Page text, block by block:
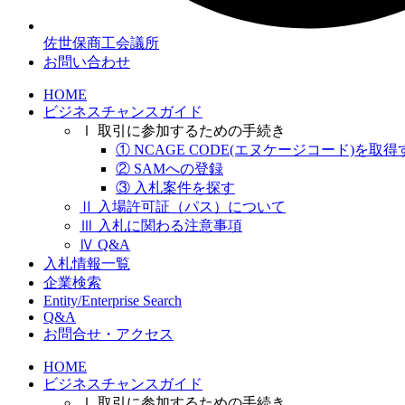
佐世保商工会議所
お問い合わせ
HOME
ビジネスチャンスガイド
Ⅰ 取引に参加するための手続き
① NCAGE CODE(エヌケージコード)を取得
② SAMへの登録
③ 入札案件を探す
Ⅱ 入場許可証（パス）について
Ⅲ 入札に関わる注意事項
Ⅳ Q&A
入札情報一覧
企業検索
Entity/Enterprise Search
Q&A
お問合せ・アクセス
HOME
ビジネスチャンスガイド